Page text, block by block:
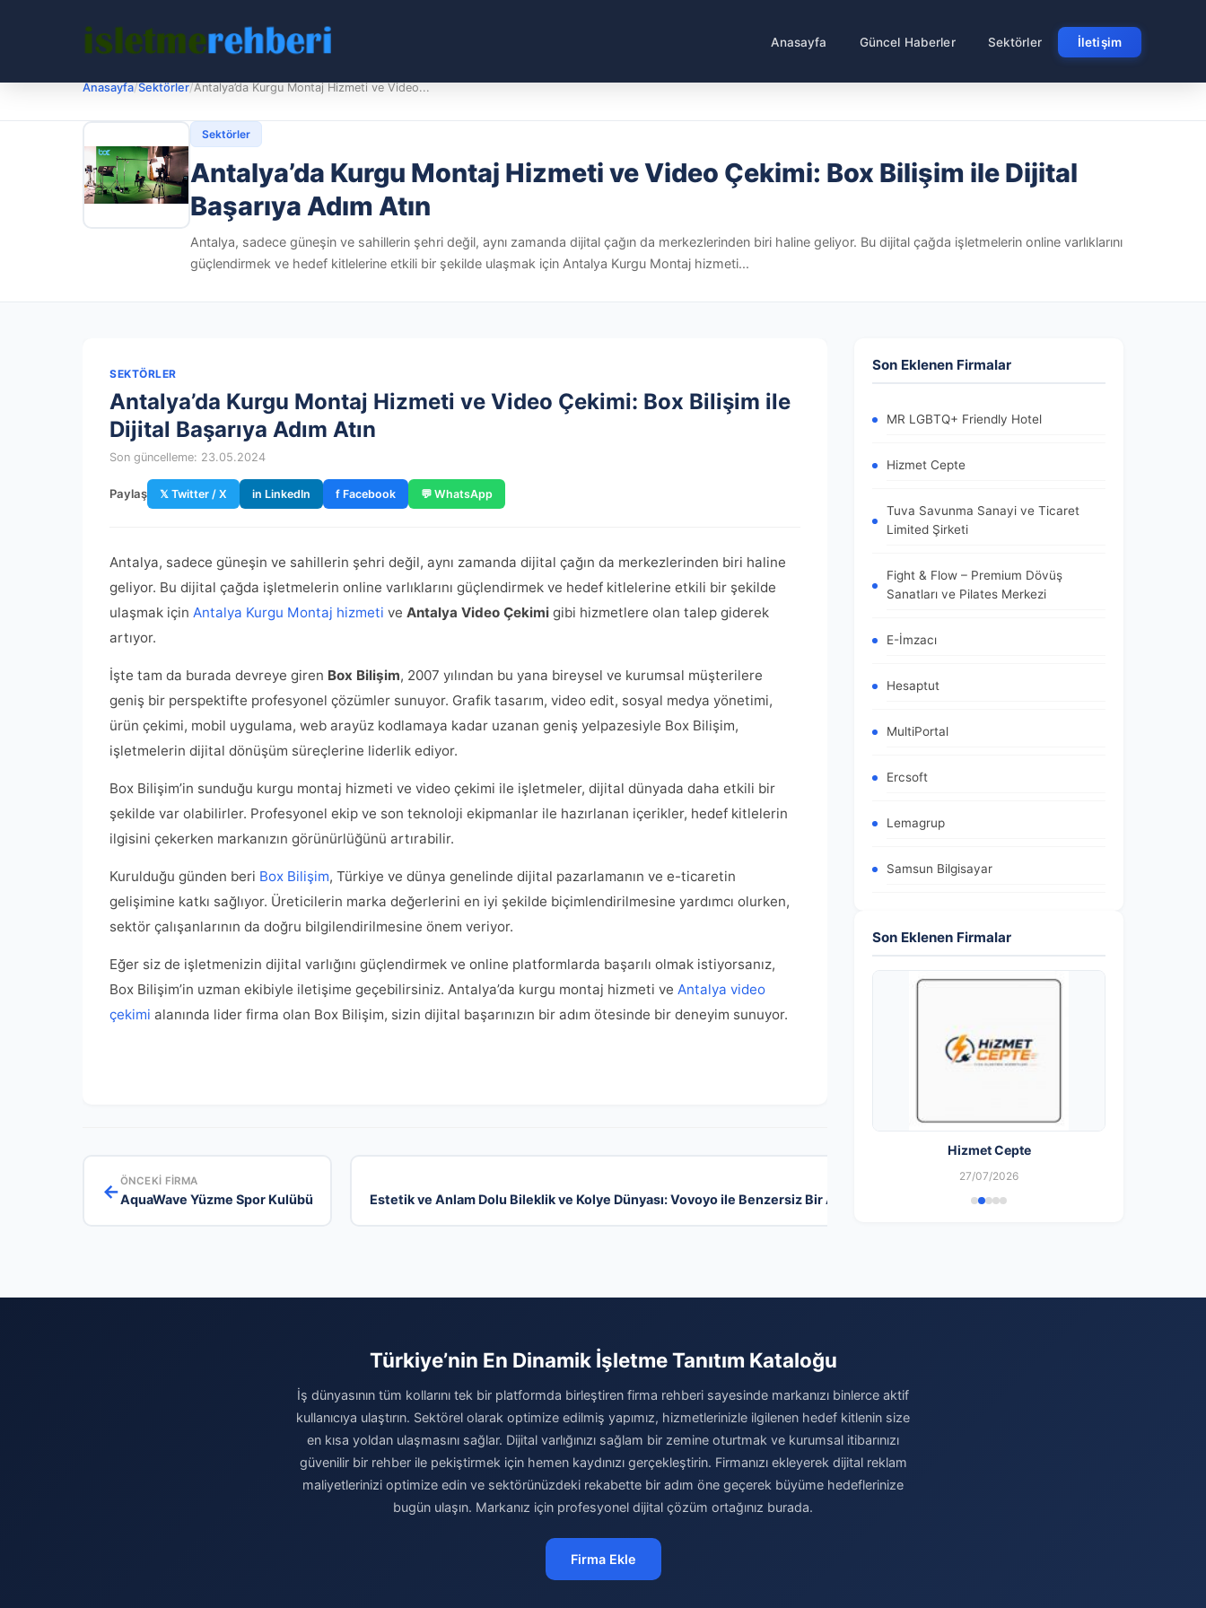
Anasayfa Güncel Haberler Sektörler İletişim
Anasayfa/Sektörler/Antalya’da Kurgu Montaj Hizmeti ve Video...
Sektörler
Antalya’da Kurgu Montaj Hizmeti ve Video Çekimi: Box Bilişim ile Dijital
Başarıya Adım Atın
Antalya, sadece güneşin ve sahillerin şehri değil, aynı zamanda dijital çağın da merkezlerinden biri haline geliyor. Bu dijital çağda işletmelerin online varlıklarını
güçlendirmek ve hedef kitlelerine etkili bir şekilde ulaşmak için Antalya Kurgu Montaj hizmeti...
SEKTÖRLER
Antalya’da Kurgu Montaj Hizmeti ve Video Çekimi: Box Bilişim ile
Dijital Başarıya Adım Atın
Son güncelleme: 23.05.2024
Paylaş 𝕏 Twitter / X in LinkedIn f Facebook 💬 WhatsApp
Antalya, sadece güneşin ve sahillerin şehri değil, aynı zamanda dijital çağın da merkezlerinden biri haline
geliyor. Bu dijital çağda işletmelerin online varlıklarını güçlendirmek ve hedef kitlelerine etkili bir şekilde
ulaşmak için Antalya Kurgu Montaj hizmeti ve Antalya Video Çekimi gibi hizmetlere olan talep giderek
artıyor.
İşte tam da burada devreye giren Box Bilişim, 2007 yılından bu yana bireysel ve kurumsal müşterilere
geniş bir perspektifte profesyonel çözümler sunuyor. Grafik tasarım, video edit, sosyal medya yönetimi,
ürün çekimi, mobil uygulama, web arayüz kodlamaya kadar uzanan geniş yelpazesiyle Box Bilişim,
işletmelerin dijital dönüşüm süreçlerine liderlik ediyor.
Box Bilişim’in sunduğu kurgu montaj hizmeti ve video çekimi ile işletmeler, dijital dünyada daha etkili bir
şekilde var olabilirler. Profesyonel ekip ve son teknoloji ekipmanlar ile hazırlanan içerikler, hedef kitlelerin
ilgisini çekerken markanızın görünürlüğünü artırabilir.
Kurulduğu günden beri Box Bilişim, Türkiye ve dünya genelinde dijital pazarlamanın ve e-ticaretin
gelişimine katkı sağlıyor. Üreticilerin marka değerlerini en iyi şekilde biçimlendirilmesine yardımcı olurken,
sektör çalışanlarının da doğru bilgilendirilmesine önem veriyor.
Eğer siz de işletmenizin dijital varlığını güçlendirmek ve online platformlarda başarılı olmak istiyorsanız,
Box Bilişim’in uzman ekibiyle iletişime geçebilirsiniz. Antalya’da kurgu montaj hizmeti ve Antalya video
çekimi alanında lider firma olan Box Bilişim, sizin dijital başarınızın bir adım ötesinde bir deneyim sunuyor.
←ÖNCEKI FIRMA
AquaWave Yüzme Spor Kulübü Estetik ve Anlam Dolu Bileklik ve Kolye Dünyası: Vovoyo ile Benzersiz Bir Alışveriş Deneyimi
Son Eklenen Firmalar
MR LGBTQ+ Friendly Hotel
Hizmet Cepte
Tuva Savunma Sanayi ve Ticaret
Limited Şirketi
Fight & Flow – Premium Dövüş
Sanatları ve Pilates Merkezi
E-İmzacı
Hesaptut
MultiPortal
Ercsoft
Lemagrup
Samsun Bilgisayar
Son Eklenen Firmalar
Hizmet Cepte
27/07/2026
Türkiye’nin En Dinamik İşletme Tanıtım Kataloğu
İş dünyasının tüm kollarını tek bir platformda birleştiren firma rehberi sayesinde markanızı binlerce aktif
kullanıcıya ulaştırın. Sektörel olarak optimize edilmiş yapımız, hizmetlerinizle ilgilenen hedef kitlenin size
en kısa yoldan ulaşmasını sağlar. Dijital varlığınızı sağlam bir zemine oturtmak ve kurumsal itibarınızı
güvenilir bir rehber ile pekiştirmek için hemen kaydınızı gerçekleştirin. Firmanızı ekleyerek dijital reklam
maliyetlerinizi optimize edin ve sektörünüzdeki rekabette bir adım öne geçerek büyüme hedeflerinize
bugün ulaşın. Markanız için profesyonel dijital çözüm ortağınız burada.
Firma Ekle